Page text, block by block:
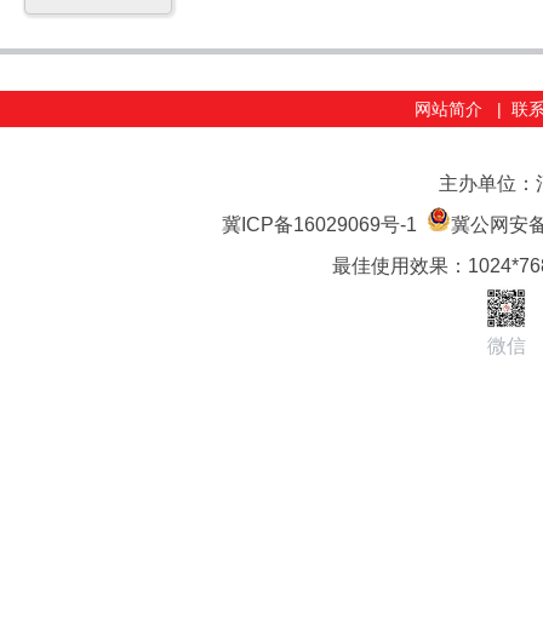
网站简介 | 联
主办单位：
冀ICP备16029069号-1
冀公网安
最佳使用效果：
微信